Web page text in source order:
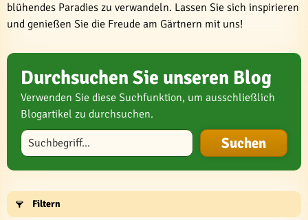
blühendes Paradies zu verwandeln. Lassen Sie sich inspirieren
und genießen Sie die Freude am Gärtnern mit uns!
Durchsuchen Sie unseren Blog
Verwenden Sie diese Suchfunktion, um ausschließlich
Blogartikel zu durchsuchen.
Blog durchsuchen
Filtern